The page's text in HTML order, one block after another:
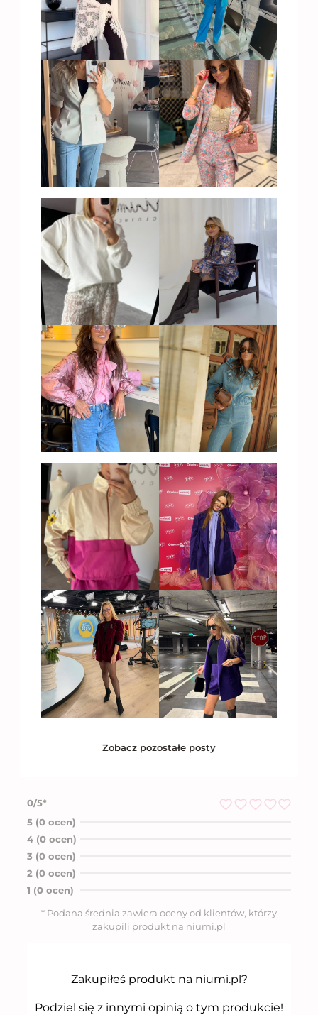
Zobacz pozostałe posty
0/5*
5
n
5 (0 ocen)
4 (0 ocen)
3 (0 ocen)
2 (0 ocen)
1 (0 ocen)
* Podana średnia zawiera oceny od klientów, którzy
zakupili produkt na niumi.pl
Zakupiłeś produkt na niumi.pl?
Podziel się z innymi opinią o tym produkcie!